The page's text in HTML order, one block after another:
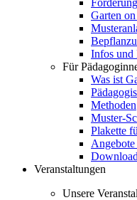
Garten
Infos und
Für
Was ist
Methoden
Muster-
Plakette
Veranstaltungen
Unsere